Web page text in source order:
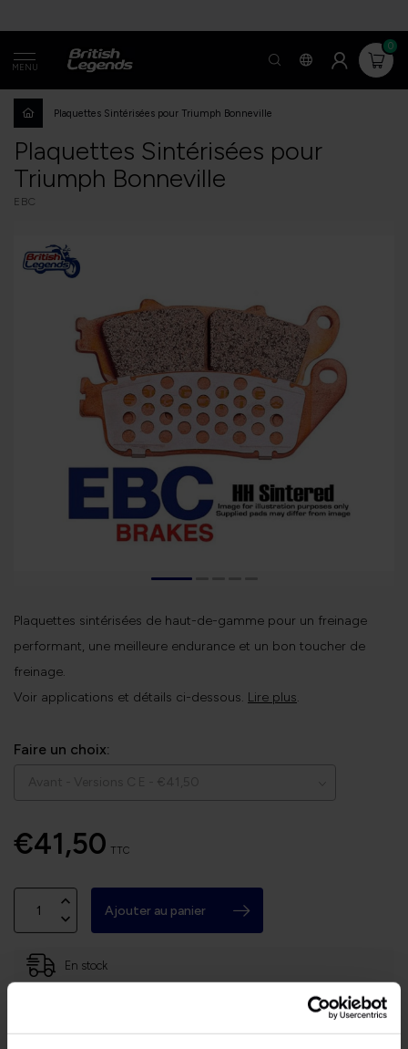
MENU
0
Plaquettes Sintérisées pour Triumph Bonneville
Plaquettes Sintérisées pour
Triumph Bonneville
EBC
Plaquettes sintérisées de haut-de-gamme pour un freinage
performant, une meilleure endurance et un bon toucher de
freinage.
Voir applications et détails ci-dessous. Lire plus.
Faire un choix:
€41,50 TTC
Ajouter au panier
En stock